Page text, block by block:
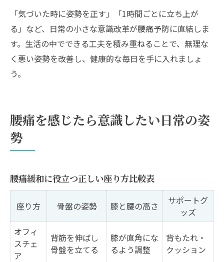
「気づいた時に姿勢を正す」「1時間ごとに立ち上が
る」など、日常の小さな意識改革が腰痛予防に直結しま
す。生活の中でできる工夫を積み重ねることで、無理な
く悪い姿勢を改善し、健康的な毎日を手に入れましょ
う。
腰痛を感じたら意識したい日常の姿
勢
腰痛緩和に役立つ正しい座り方比較表
座り方 骨盤の姿勢 膝と腰の高さ
サポートグ
ッズ
オフィ
スチェ
ア
背筋を伸ばし
骨盤を立てる
膝が直角にな
るよう調整
背もたれ・
クッション